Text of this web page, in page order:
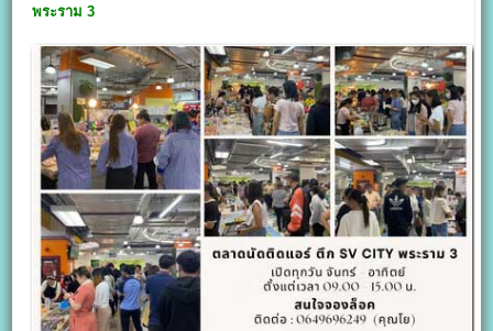
พระราม 3